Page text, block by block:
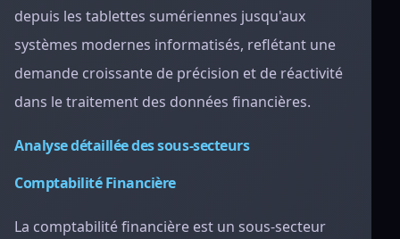
depuis les tablettes sumériennes jusqu'aux
systèmes modernes informatisés, reflétant une
demande croissante de précision et de réactivité
dans le traitement des données financières.
Analyse détaillée des sous-secteurs
Comptabilité Financière
La comptabilité financière est un sous-secteur